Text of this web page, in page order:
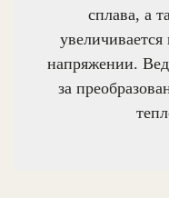
сплава, а
напряжении.
за